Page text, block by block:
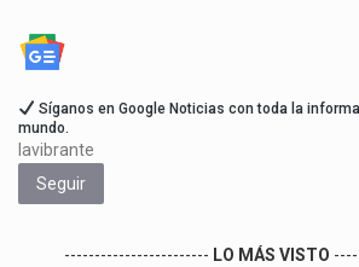
Síganos en Google Noticias con toda la
mundo.
lavibrante
Seguir
------------------------ LO MÁS VISTO